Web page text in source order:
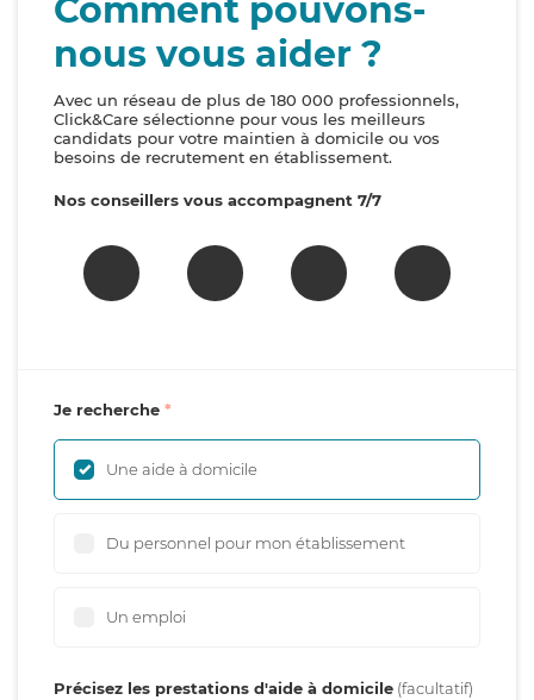
Comment pouvons-
nous vous aider ?
Avec un réseau de plus de 180 000 professionnels,
Click&Care sélectionne pour vous les meilleurs
candidats pour votre maintien à domicile ou vos
besoins de recrutement en établissement.
Nos conseillers vous accompagnent 7/7
Je recherche
Une aide à domicile
Du personnel pour mon établissement
Un emploi
Précisez les prestations d'aide à domicile